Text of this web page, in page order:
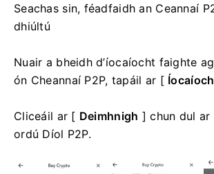
Seachas sin, féadfaidh an Ceannaí
dhiúltú
Nuair a bheidh d’íocaíocht faighte
ón Cheannaí P2P, tapáil ar [
Cliceáil ar [ Deimhnigh ] chun dul ar
ordú Díol P2P.